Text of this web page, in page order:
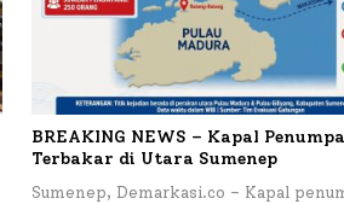
BREAKING NEWS – Kapal
Terbakar di Utara Sumenep
Sumenep, Demarkasi.co – Kapal